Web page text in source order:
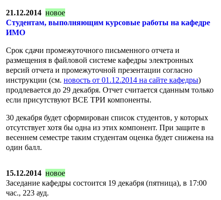
21.12.2014 новое
Студентам, выполняющим курсовые работы на кафедре
ИМО
Срок сдачи промежуточного письменного отчета и
размещения в файловой системе кафедры электронных
версий отчета и промежуточной презентации согласно
инструкции (см. новость от 01.12.2014 на сайте кафедры)
продлевается до 29 декабря. Отчет считается сданным только
если присутствуют ВСЕ ТРИ компоненты.
30 декабря будет сформирован список студентов, у которых
отсутствует хотя бы одна из этих компонент. При защите в
весеннем семестре таким студентам оценка будет снижена на
один балл.
15.12.2014 новое
Заседание кафедры состоится 19 декабря (пятница), в 17:00
час., 223 ауд.